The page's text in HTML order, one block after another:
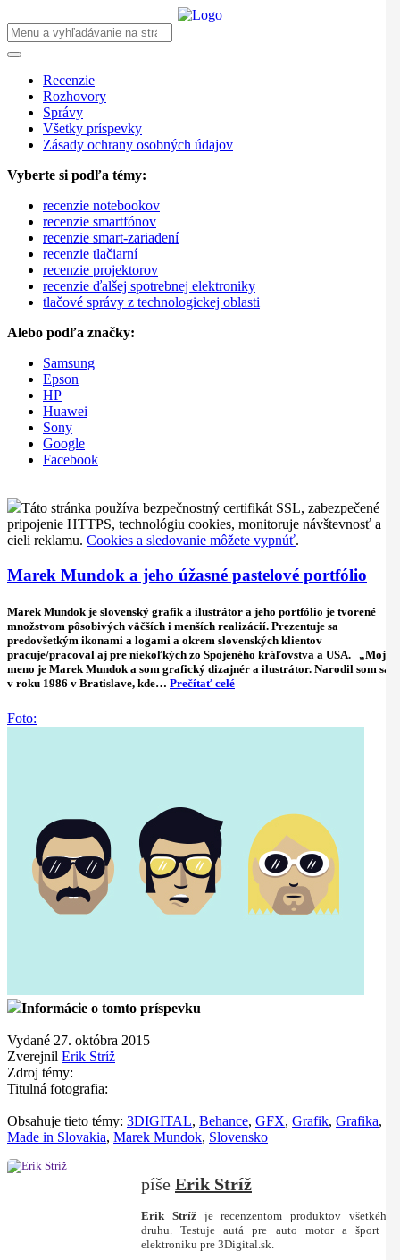
Recenzie
Rozhovory
Správy
Všetky príspevky
Zásady ochrany osobných údajov
Vyberte si podľa témy:
recenzie notebookov
recenzie smartfónov
recenzie smart-zariadení
recenzie tlačiarní
recenzie projektorov
recenzie ďalšej spotrebnej elektroniky
tlačové správy z technologickej oblasti
Alebo podľa značky:
Samsung
Epson
HP
Huawei
Sony
Google
Facebook
Táto stránka používa bezpečnostný certifikát SSL, zabezpečené
pripojenie HTTPS, technológiu cookies, monitoruje návštevnosť a
cieli reklamu. Cookies a sledovanie môžete vypnúť.
Marek Mundok a jeho úžasné pastelové portfólio
Marek Mundok je slovenský grafik a ilustrátor a jeho portfólio je tvorené
množstvom pôsobivých väčších i menších realizácií. Prezentuje sa
predovšetkým ikonami a logami a okrem slovenských klientov
pracuje/pracoval aj pre niekoľkých zo Spojeného kráľovstva a USA. „Moje
meno je Marek Mundok a som grafický dizajnér a ilustrátor. Narodil som sa
v roku 1986 v Bratislave, kde… Prečítať celé
Foto:
Informácie o tomto príspevku
Vydané 27. októbra 2015
Zverejnil Erik Stríž
Zdroj témy:
Titulná fotografia:
Obsahuje tieto témy: 3DIGITAL, Behance, GFX, Grafik, Grafika,
Made in Slovakia, Marek Mundok, Slovensko
Erik Stríž
Erik Strížje recenzentom produktov všetkého
druhu. Testuje autá pre auto motor a šport a
elektroniku pre 3Digital.sk.